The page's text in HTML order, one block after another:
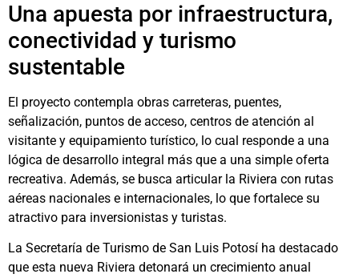
Una apuesta por infraestructura,
conectividad y turismo
sustentable
El proyecto contempla obras carreteras, puentes,
señalización, puntos de acceso, centros de atención al
visitante y equipamiento turístico, lo cual responde a una
lógica de desarrollo integral más que a una simple oferta
recreativa. Además, se busca articular la Riviera con rutas
aéreas nacionales e internacionales, lo que fortalece su
atractivo para inversionistas y turistas.
La Secretaría de Turismo de San Luis Potosí ha destacado
que esta nueva Riviera detonará un crecimiento anual